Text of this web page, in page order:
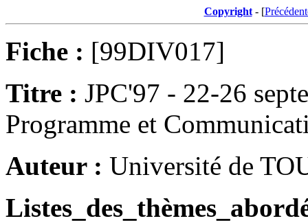
Copyright- [
Fiche : [99DIV017]
Titre : JPC'97 - 22-26
Programme et
Auteur : Université de